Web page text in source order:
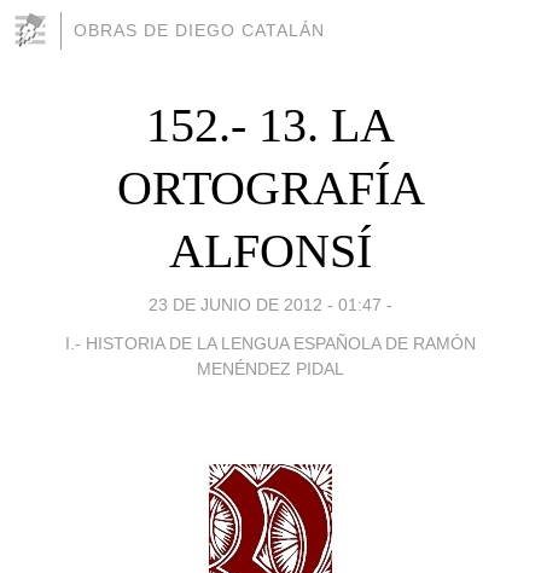
OBRAS DE DIEGO CATALÁN
152.- 13. LA
ORTOGRAFÍA
ALFONSÍ
23 DE JUNIO DE 2012 - 01:47 -
I.- HISTORIA DE LA LENGUA ESPAÑOLA DE RAMÓN
MENÉNDEZ PIDAL